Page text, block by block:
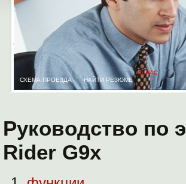
СХЕМА ПРОЕЗДА
О НАС
НАЙТИ РЕЗЮМЕ
Руководство по
Rider G9x